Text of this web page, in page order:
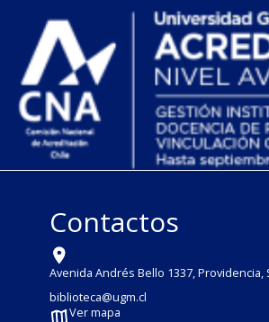
Contactos
Avenida Andrés Bello 1337, Providencia,
biblioteca@ugm.cl
Ver mapa